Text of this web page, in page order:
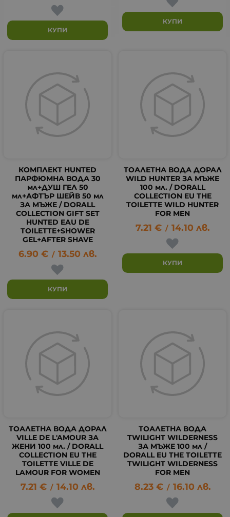
КУПИ
КУПИ
КОМПЛЕКТ HUNTED
ПАРФЮМНА ВОДА 30
мл+ДУШ ГЕЛ 50
мл+АФТЪР ШЕЙВ 50 мл
ЗА МЪЖЕ / DORALL
COLLECTION GIFT SET
HUNTED EAU DE
TOILETTE+SHOWER
GEL+AFTER SHAVE
6.90 € / 13.50 лв.
КУПИ
ТОАЛЕТНА ВОДА ДОРАЛ
WILD HUNTER ЗА МЪЖЕ
100 мл. / DORALL
COLLECTION EU THE
TOILETTE WILD HUNTER
FOR MEN
7.21 € / 14.10 лв.
КУПИ
ТОАЛЕТНА ВОДА ДОРАЛ
VILLE DE L'AMOUR ЗА
ЖЕНИ 100 мл. / DORALL
COLLECTION EU THE
TOILETTE VILLE DE
LAMOUR FOR WOMEN
7.21 € / 14.10 лв.
ТОАЛЕТНА ВОДА
TWILIGHT WILDERNESS
ЗА МЪЖЕ 100 мл /
DORALL EU THE TOILETTE
TWILIGHT WILDERNESS
FOR MEN
8.23 € / 16.10 лв.